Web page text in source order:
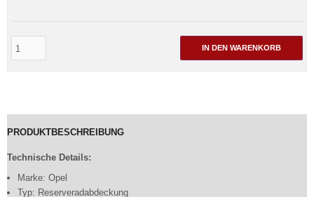
IN DEN WARENKORB
PRODUKTBESCHREIBUNG
Technische Details:
Marke: Opel
Typ: Reserveradabdeckung